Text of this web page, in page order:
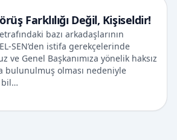
Farklılığı Değil, Kişiseldir!
bazı arkadaşlarının
SEN’den istifa gerekçelerinde
ve Genel Başkanımıza yönelik haksız
bulunulmuş olması nedeniyle
bil…